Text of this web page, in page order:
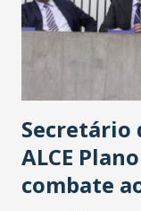
Secretário
ALCE
combate